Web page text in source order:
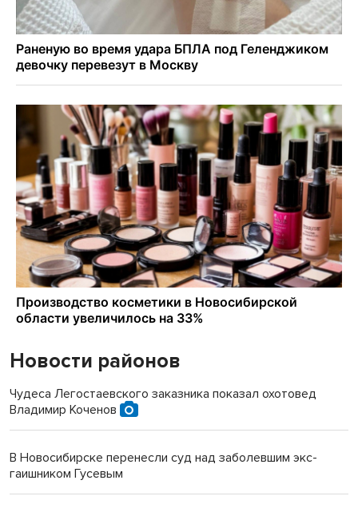
Новости районов
Чудеса Легостаевского заказника показал охотовед
Владимир Коченов
В Новосибирске перенесли суд над заболевшим экс-
гаишником Гусевым